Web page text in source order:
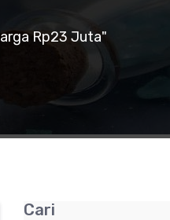
Rp23 Juta"
Cari